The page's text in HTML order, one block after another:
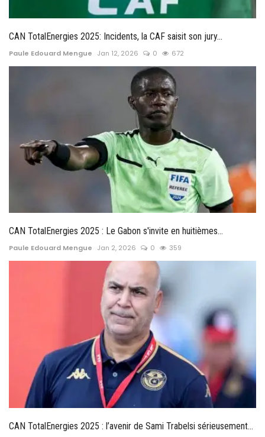
CAN TotalEnergies 2025: Incidents, la CAF saisit son jury...
Paule Edouard Mengue Jan 12, 2026 0 672
CAN TotalEnergies 2025 : Le Gabon s'invite en huitièmes...
Paule Edouard Mengue Jan 2, 2026 0 359
CAN TotalEnergies 2025 : l’avenir de Sami Trabelsi sérieusement...